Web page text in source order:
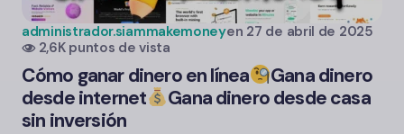
administrador.siammakemoneyen 27 de abril de 2025
2,6K puntos de vista
Cómo ganar dinero en línea
Gana dinero
desde internet
Gana dinero desde casa
sin inversión